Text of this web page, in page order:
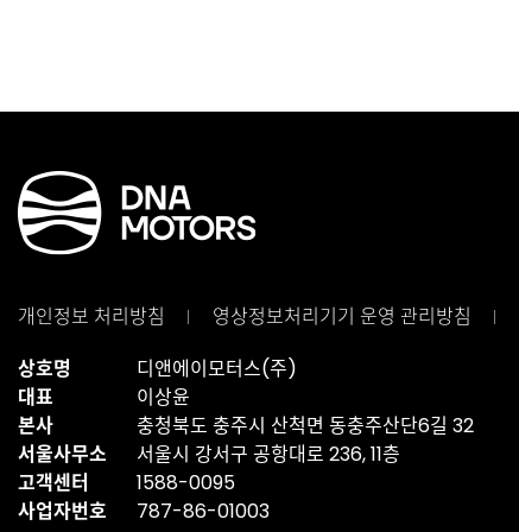
개인정보 처리방침 영상정보처리기기 운영 관리방침
상호명
디앤에이모터스(주)
대표
이상윤
본사
충청북도 충주시 산척면 동충주산단6길 32
서울사무소
서울시 강서구 공항대로 236, 11층
고객센터
1588-0095
사업자번호
787-86-01003